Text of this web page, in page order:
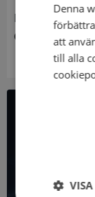
Innehavare
Gränna
All
Få all denna
Syna API är ett
Denna
att
till alla
VISA